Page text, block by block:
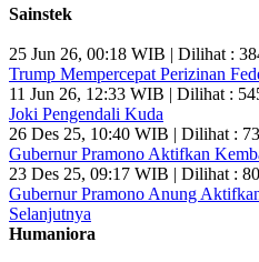
Sainstek
25 Jun 26, 00:18 WIB | Dilihat :
Trump Mempercepat Perizinan
11 Jun 26, 12:33 WIB | Dilihat :
Joki Pengendali Kuda
26 Des 25, 10:40 WIB | Dilihat :
Gubernur Pramono Aktifkan
23 Des 25, 09:17 WIB | Dilihat :
Gubernur Pramono Anung
Selanjutnya
Humaniora